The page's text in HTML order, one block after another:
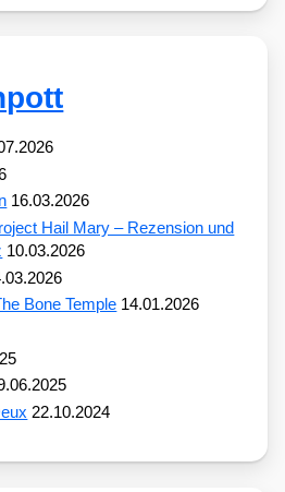
16.03.2026
Hail Mary – Rezension und
10.03.2026
Bone Temple 14.01.2026
22.10.2024